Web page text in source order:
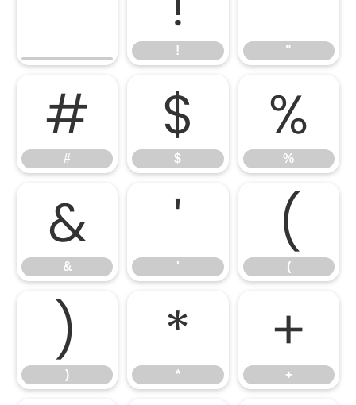
! "
#
#
$
$
%
%
&
&
'
'
(
(
)
)
*
*
+
+